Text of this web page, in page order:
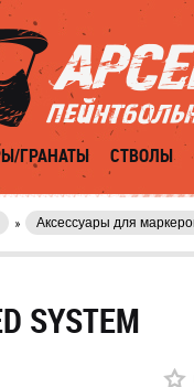
ГРАНАТЫ СТВОЛЫ
Аксессуары для
SYSTEM